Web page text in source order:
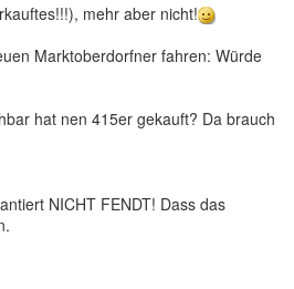
mehr aber nicht!
Marktoberdorfner fahren: Würde
hat nen 415er gekauft? Da brauch
NICHT FENDT! Dass das